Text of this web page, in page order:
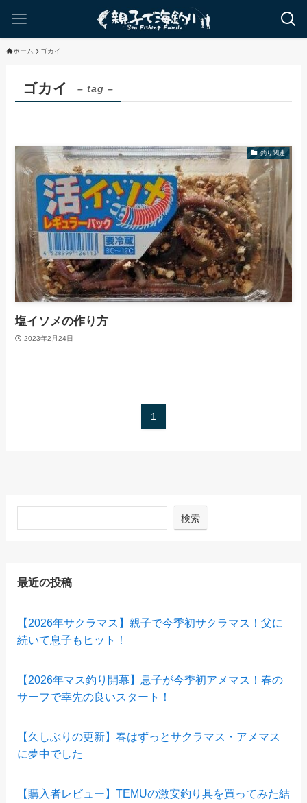
ホーム ゴカイ
ゴカイ – tag –
釣り関連
塩イソメの作り方
2023年2月24日
1
検索
最近の投稿
【2026年サクラマス】親子で今季初サクラマス！父に
続いて息子もヒット！
【2026年マス釣り開幕】息子が今季初アメマス！春の
サーフで幸先の良いスタート！
【久しぶりの更新】春はずっとサクラマス・アメマス
に夢中でした
【購入者レビュー】TEMUの激安釣り具を買ってみた結